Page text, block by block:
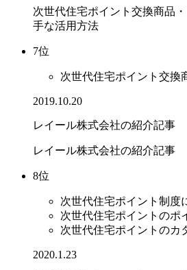
次世代住宅ポイント交換商品
手な活用方法
7位
次世代住宅ポイント交換
2019.10.20
レイール株式会社の紹介記事
レイール株式会社の紹介記事
8位
次世代住宅ポイント制度
次世代住宅ポイントのポ
次世代住宅ポイントのカ
2020.1.23